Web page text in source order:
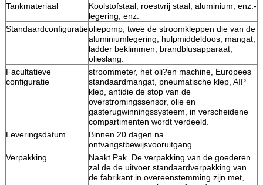
Tankmateriaal
Koolstofstaal, roestvrij staal, aluminium, enz.-
legering, enz.
Standaardconfiguratieoliepomp, twee de stroomkleppen die van de
aluminiumlegering, hulpmiddeldoos, mangat,
ladder beklimmen, brandblusapparaat,
olieslang.
Facultatieve
configuratie
stroommeter, het oli?en machine, Europees
standaardmangat, pneumatische klep, AIP
klep, antidie de stop van de
overstromingssensor, olie en
gasterugwinningssysteem, in verscheidene
compartimenten wordt verdeeld.
Leveringsdatum
Binnen 20 dagen na
ontvangstbewijsvooruitgang
Verpakking
Naakt Pak. De verpakking van de goederen
zal de de uitvoer standaardverpakking van
de fabrikant in overeenstemming zijn met,